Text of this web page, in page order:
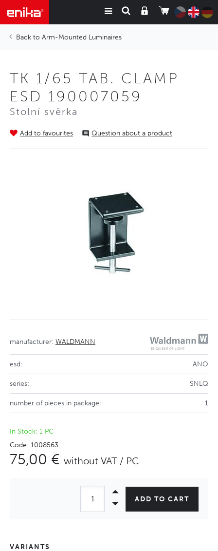
Arm-Mounted Luminaires
TK 1/65 TAB. CLAMP
ESD 190007059
Stolní svěrka
Add to favourites Question about a product
manufacturer: WALDMANN
esd: ANO
series: SNLQ
number of pieces in package: 1
In Stock: 1 PC
Code: 1008563
75,00 € without VAT / PC
ADD TO CART
VARIANTS